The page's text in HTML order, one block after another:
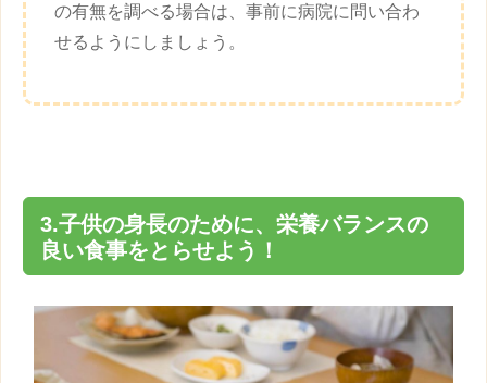
の有無を調べる場合は、事前に病院に問い合わ
せるようにしましょう。
3.子供の身長のために、栄養バランスの
良い食事をとらせよう！